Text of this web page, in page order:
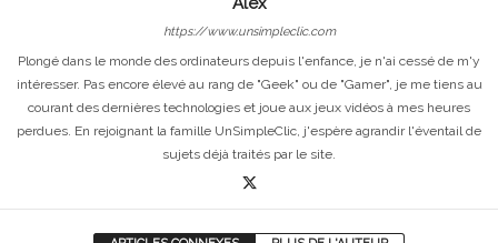
https://www.unsimpleclic.com
Plongé dans le monde des ordinateurs depuis l'enfance, je n'ai cessé de m'y
intéresser. Pas encore élevé au rang de "Geek" ou de "Gamer", je me tiens au
courant des dernières technologies et joue aux jeux vidéos à mes heures
perdues. En rejoignant la famille UnSimpleClic, j'espère agrandir l'éventail de
sujets déjà traités par le site.